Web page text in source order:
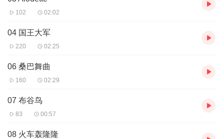
102 02:02
04 国王大军
220 02:25
06 桑巴舞曲
160 02:29
07 布谷鸟
83 00:57
08 火车轰隆隆